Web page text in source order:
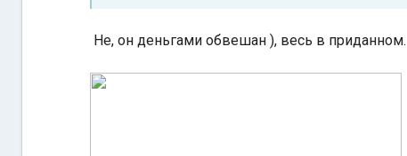
Не, он деньгами обвешан ), весь в приданном.